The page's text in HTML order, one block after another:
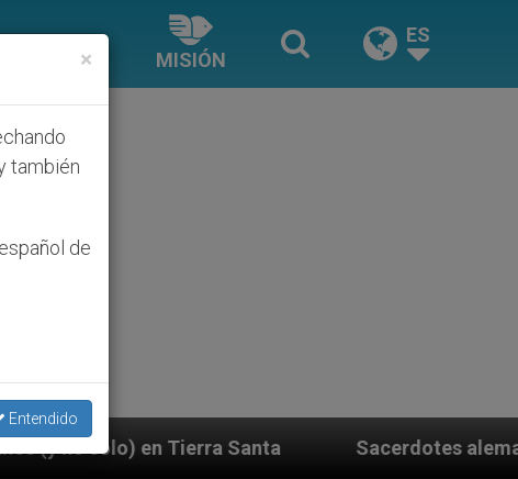
MISIÓN
ES
Sacerdotes alemanes fieles al Papa
×
también
de
Entendido